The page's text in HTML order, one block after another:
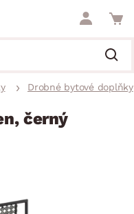
Drobné bytové doplňky
černý